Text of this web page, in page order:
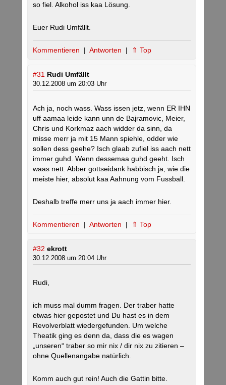
so fiel. Alkohol iss kaa Lösung.
Euer Rudi Umfällt.
Kommentieren | Antworten | ⇑ Top
#31 Rudi Umfällt
30.12.2008 um 20:03 Uhr
Ach ja, noch wass. Wass issen jetz, wenn ER IHN
uff aamaa leide kann unn de Bajramovic, Meier,
Chris und Korkmaz aach widder da sinn, da
misse merr ja mit 15 Mann spiehle, odder wie
sollen dess geehe? Isch glaab zufiel iss aach nett
immer guhd. Wenn dessemaa guhd geeht. Isch
waas nett. Abber gottseidank habbisch ja, wie die
meiste hier, absolut kaa Aahnung vom Fussball.
Deshalb treffe merr uns ja aach immer hier.
Kommentieren | Antworten | ⇑ Top
#32 ekrott
30.12.2008 um 20:04 Uhr
Rudi,
ich muss mal dumm fragen. Der traber hatte
etwas hier gepostet und Du hast es in dem
Revolverblatt wiedergefunden. Um welche
Theatik ging es denn da, dass die es wagen
„unseren“ traber so mir nix / dir nix zu zitieren –
ohne Quellenangabe natürlich.
Komm auch gut rein! Auch die Gattin bitte.